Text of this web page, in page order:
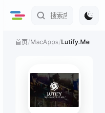
首页/MacApps/Lutify.Me